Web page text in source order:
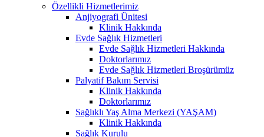
Özellikli Hizmetlerimiz
Anjiyografi Ünitesi
Klinik Hakkında
Evde Sağlık Hizmetleri
Evde Sağlık Hizmetleri Hakkında
Doktorlarımız
Evde Sağlık Hizmetleri Broşürümüz
Palyatif Bakım Servisi
Klinik Hakkında
Doktorlarımız
Sağlıklı Yaş Alma Merkezi (YAŞAM)
Klinik Hakkında
Sağlık Kurulu